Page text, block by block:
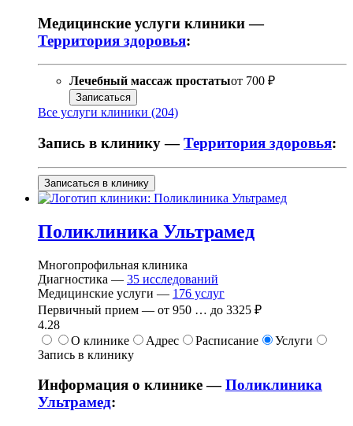
Медицинские услуги клиники —
Территория здоровья:
Лечебный массаж простатыот 700 ₽
Записаться
Все услуги клиники (204)
Запись в клинику —Территория здоровья:
Записаться в клинику
Поликлиника Ультрамед
Многопрофильная клиника
Диагностика — 35 исследований
Медицинские услуги — 176 услуг
Первичный прием — от 950 … до 3325 ₽
4.28
О клинике
Адрес Расписание
Услуги
Запись в клинику
Информация о клинике —Поликлиника
Ультрамед: